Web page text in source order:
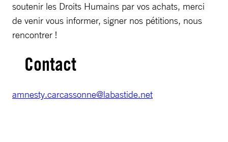
soutenir les Droits Humains par vos achats, merci
de venir vous informer, signer nos pétitions, nous
rencontrer !
Contact
amnesty.carcassonne@labastide.net